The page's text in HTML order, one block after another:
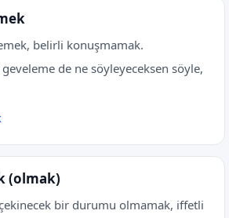
belirli konuşmamak.
geveleme de ne söyleyeceksen söyle,
(olmak)
bir durumu olmamak, iffetli